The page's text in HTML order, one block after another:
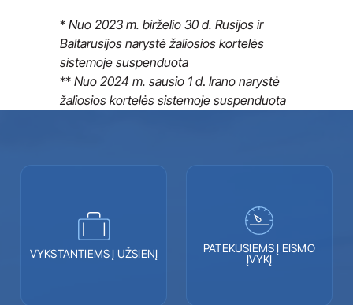
* Nuo 2023 m. birželio 30 d. Rusijos ir
Baltarusijos narystė žaliosios kortelės
sistemoje suspenduota
** Nuo 2024 m. sausio 1 d. Irano narystė
žaliosios kortelės sistemoje suspenduota
VYKSTANTIEMS Į UŽSIENĮ
PATEKUSIEMS Į EISMO
ĮVYKĮ